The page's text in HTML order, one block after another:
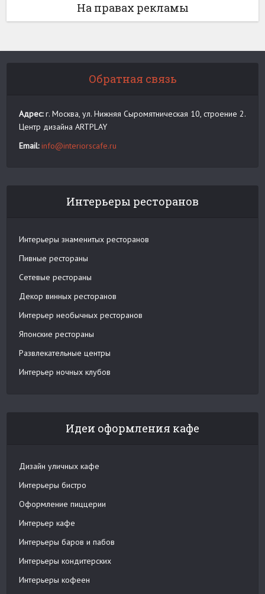
На правах рекламы
Обратная связь
Адрес:г. Москва, ул. Нижняя Сыромятническая 10, строение 2.
Центр дизайна ARTPLAY
Email: info@interiorscafe.ru
Интерьеры ресторанов
Интерьеры знаменитых ресторанов
Пивные рестораны
Сетевые рестораны
Декор винных ресторанов
Интерьер необычных ресторанов
Японские рестораны
Развлекательные центры
Интерьер ночных клубов
Идеи оформления кафе
Дизайн уличных кафе
Интерьеры бистро
Оформление пиццерии
Интерьер кафе
Интерьеры баров и пабов
Интерьеры кондитерских
Интерьеры кофеен